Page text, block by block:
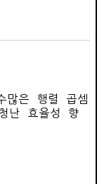
많은 행렬 곱셈
난 효율성 향